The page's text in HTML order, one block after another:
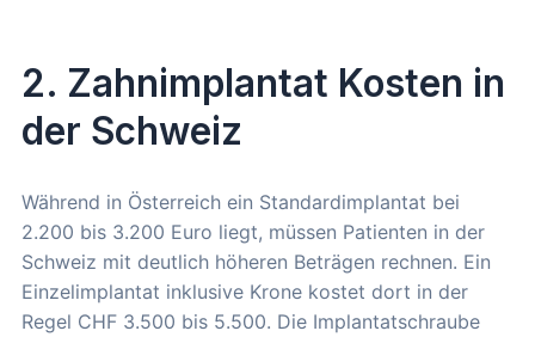
2. Zahnimplantat Kosten in
der Schweiz
Während in Österreich ein Standardimplantat bei
2.200 bis 3.200 Euro liegt, müssen Patienten in der
Schweiz mit deutlich höheren Beträgen rechnen. Ein
Einzelimplantat inklusive Krone kostet dort in der
Regel CHF 3.500 bis 5.500. Die Implantatschraube